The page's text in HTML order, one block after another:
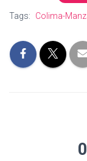
Tags: Colima-